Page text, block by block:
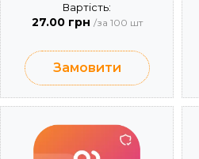
Вартість:
27.00 грн /за 100 шт
Замовити